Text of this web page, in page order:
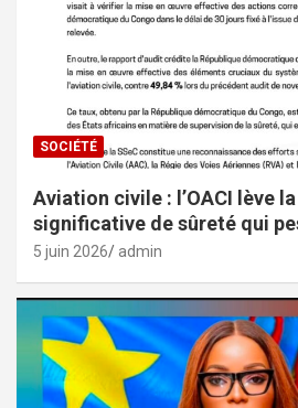
SOCIÉTÉ
Aviation civile : l’OACI lève
significative de sûreté qui
5 juin 2026 admin